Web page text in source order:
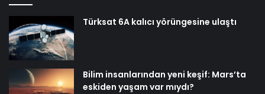
Türksat 6A kalıcı yörüngesine ulaştı
Bilim insanlarından yeni keşif: Mars’ta
eskiden yaşam var mıydı?